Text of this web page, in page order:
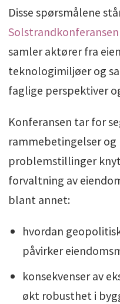
Disse spørsmålene
samler aktører fra
teknologimiljøer og
faglige perspektiver
Konferansen tar for
rammebetingelser
problemstillinger
forvaltning av
blant annet:
hvordan
påvirker
konsekvenser av
økt robusthet i